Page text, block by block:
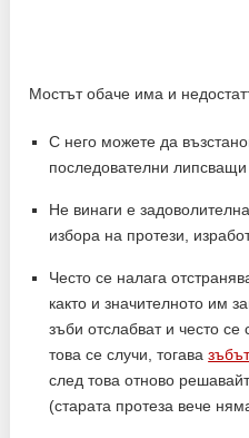
Мостът обаче има и
С него можете да
последователни
Не винаги е
избора на протези,
Често се налага
както и значителното им
зъби отслабват и често се
това се случи, тогава
след това отново
(старата протеза вече